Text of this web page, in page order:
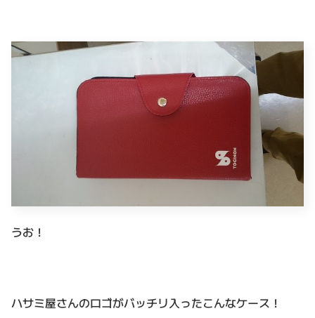
うお！
ハサミ屋さんのロゴがバッチリ入ったこんなケース！